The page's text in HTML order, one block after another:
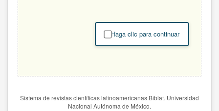
Haga clic para continuar
Sistema de revistas científicas latinoamericanas Biblat. Universidad
Nacional Autónoma de México.